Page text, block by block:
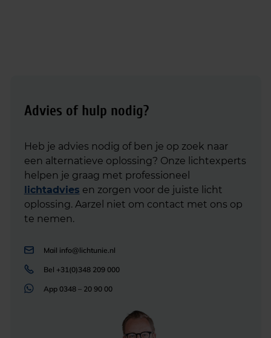
Advies of hulp nodig?
Heb je advies nodig of ben je op zoek naar
een alternatieve oplossing? Onze lichtexperts
helpen je graag met professioneel
lichtadvies en zorgen voor de juiste licht
oplossing. Aarzel niet om contact met ons op
te nemen.
Mail info@lichtunie.nl
Bel +31(0)348 209 000
App 0348 – 20 90 00